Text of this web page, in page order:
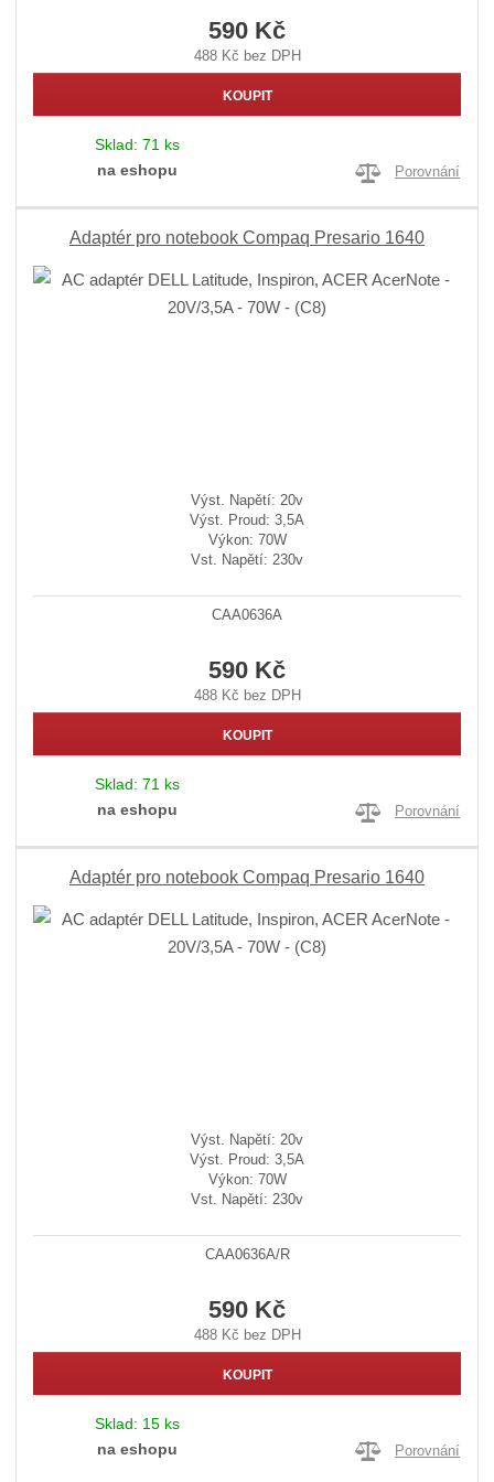
590 Kč
488 Kč bez DPH
KOUPIT
Sklad: 71 ks
na eshopu
Porovnání
Adaptér pro notebook Compaq Presario 1640
Výst. Napětí: 20v
Výst. Proud: 3,5A
Výkon: 70W
Vst. Napětí: 230v
CAA0636A
590 Kč
488 Kč bez DPH
KOUPIT
Sklad: 71 ks
na eshopu
Porovnání
Adaptér pro notebook Compaq Presario 1640
Výst. Napětí: 20v
Výst. Proud: 3,5A
Výkon: 70W
Vst. Napětí: 230v
CAA0636A/R
590 Kč
488 Kč bez DPH
KOUPIT
Sklad: 15 ks
na eshopu
Porovnání